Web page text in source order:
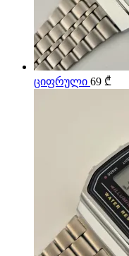
ციფრული 69 ₾